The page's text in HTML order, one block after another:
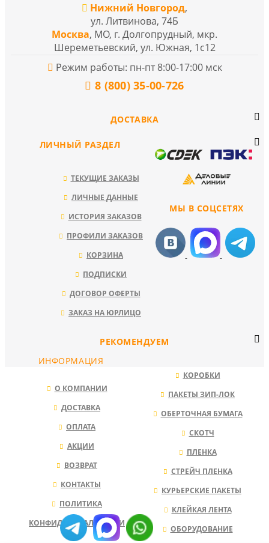
Нижний Новгород,
ул. Литвинова, 74Б
Москва, МО, г. Долгопрудный, мкр.
Шереметьевский, ул. Южная, 1с12
Режим работы: пн-пт 8:00-17:00 мск
8 (800) 35-00-726
ДОСТАВКА
МЫ В СОЦСЕТЯХ
ЛИЧНЫЙ РАЗДЕЛ
ТЕКУЩИЕ ЗАКАЗЫ
ЛИЧНЫЕ ДАННЫЕ
ИСТОРИЯ ЗАКАЗОВ
ПРОФИЛИ ЗАКАЗОВ
КОРЗИНА
ПОДПИСКИ
ДОГОВОР ОФЕРТЫ
ЗАКАЗ НА ЮРЛИЦО
РЕКОМЕНДУЕМ
КОРОБКИ
ПАКЕТЫ ЗИП-ЛОК
ОБЕРТОЧНАЯ БУМАГА
СКОТЧ
ПЛЕНКА
СТРЕЙЧ ПЛЕНКА
КУРЬЕРСКИЕ ПАКЕТЫ
КЛЕЙКАЯ ЛЕНТА
ОБОРУДОВАНИЕ
ИНФОРМАЦИЯ
О КОМПАНИИ
ДОСТАВКА
ОПЛАТА
АКЦИИ
ВОЗВРАТ
КОНТАКТЫ
ПОЛИТИКА
КОНФИДЕНЦИАЛЬНОСТИ